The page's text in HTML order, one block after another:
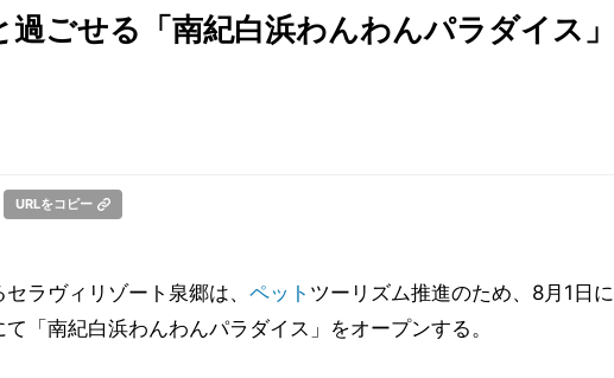
ごせる「南紀白浜わんわんパラダイス」
URLをコピー
ラヴィリゾート泉郷は、 ペット ツーリズム推進のため、8月1日に
「南紀白浜わんわんパラダイス」をオープンする。